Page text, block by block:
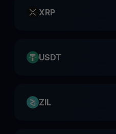
XRP
USDT
ZIL